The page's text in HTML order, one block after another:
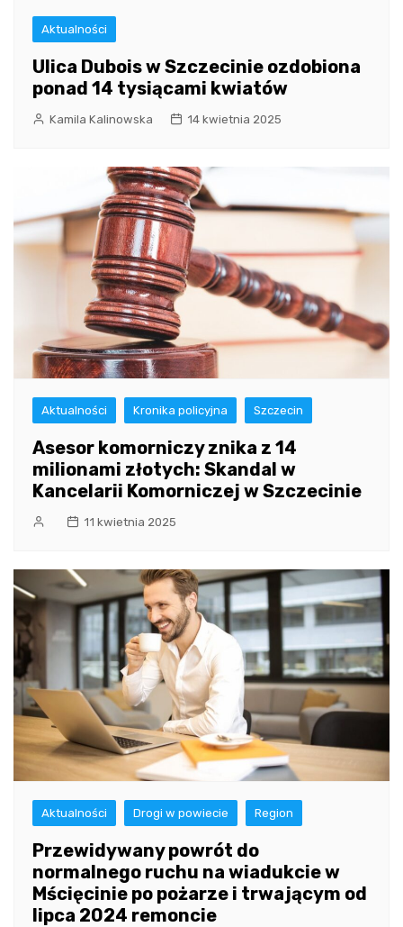
Aktualności
Ulica Dubois w Szczecinie ozdobiona
ponad 14 tysiącami kwiatów
Kamila Kalinowska 14 kwietnia 2025
Aktualności Kronika policyjna Szczecin
Asesor komorniczy znika z 14
milionami złotych: Skandal w
Kancelarii Komorniczej w Szczecinie
11 kwietnia 2025
Aktualności Drogi w powiecie Region
Przewidywany powrót do
normalnego ruchu na wiadukcie w
Mścięcinie po pożarze i trwającym od
lipca 2024 remoncie